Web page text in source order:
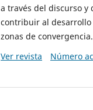
a través del discurso y
contribuir al desarrollo
zonas de
Ver revista
Número